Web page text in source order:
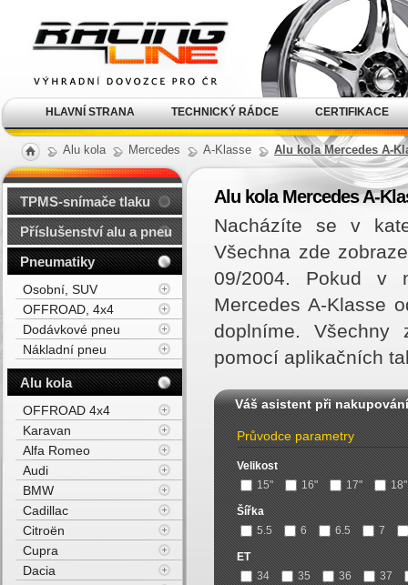
Alu kola Mercedes A-Klasse Alu kola Mercedes A-
Alu kola Mercedes A-
Nacházíte se v
Všechna zde
09/2004. Pokud v
Mercedes A-Klasse
doplníme. Všechny
pomocí aplikačních
Váš asistent při nakupování
Průvodce parametry
Velikost
15"
16" 17" 18"
Šířka
5.5
6 6.5 7
ET
34
35 36
37
TPMS-snímače tlaku
Příslušenství alu a pneu
Pneumatiky
Osobní, SUV
OFFROAD, 4x4
Dodávkové pneu
Nákladní pneu
Alu kola
OFFROAD 4x4
Karavan
Alfa Romeo
Audi
BMW
Cadillac
Citroën
Cupra
Dacia
kola Racing Line
HLAVNÍ STRANA TECHNICKÝ RÁDCE CERTIFIKACE